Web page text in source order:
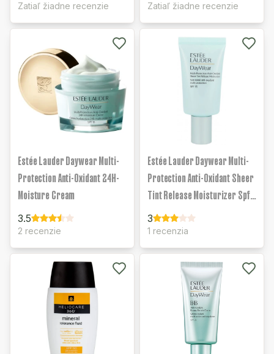
Zatiaľ žiadne recenzie Zatiaľ žiadne recenzie
Estée Lauder Daywear Multi-
Protection Anti-Oxidant 24H-
Moisture Cream
3.5
2 recenzie
Estée Lauder Daywear Multi-
Protection Anti-Oxidant Sheer
Tint Release Moisturizer Spf
15
3
1 recenzia